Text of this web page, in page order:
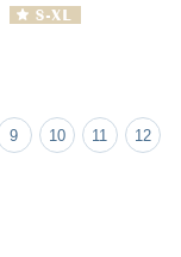
9 10 11 12